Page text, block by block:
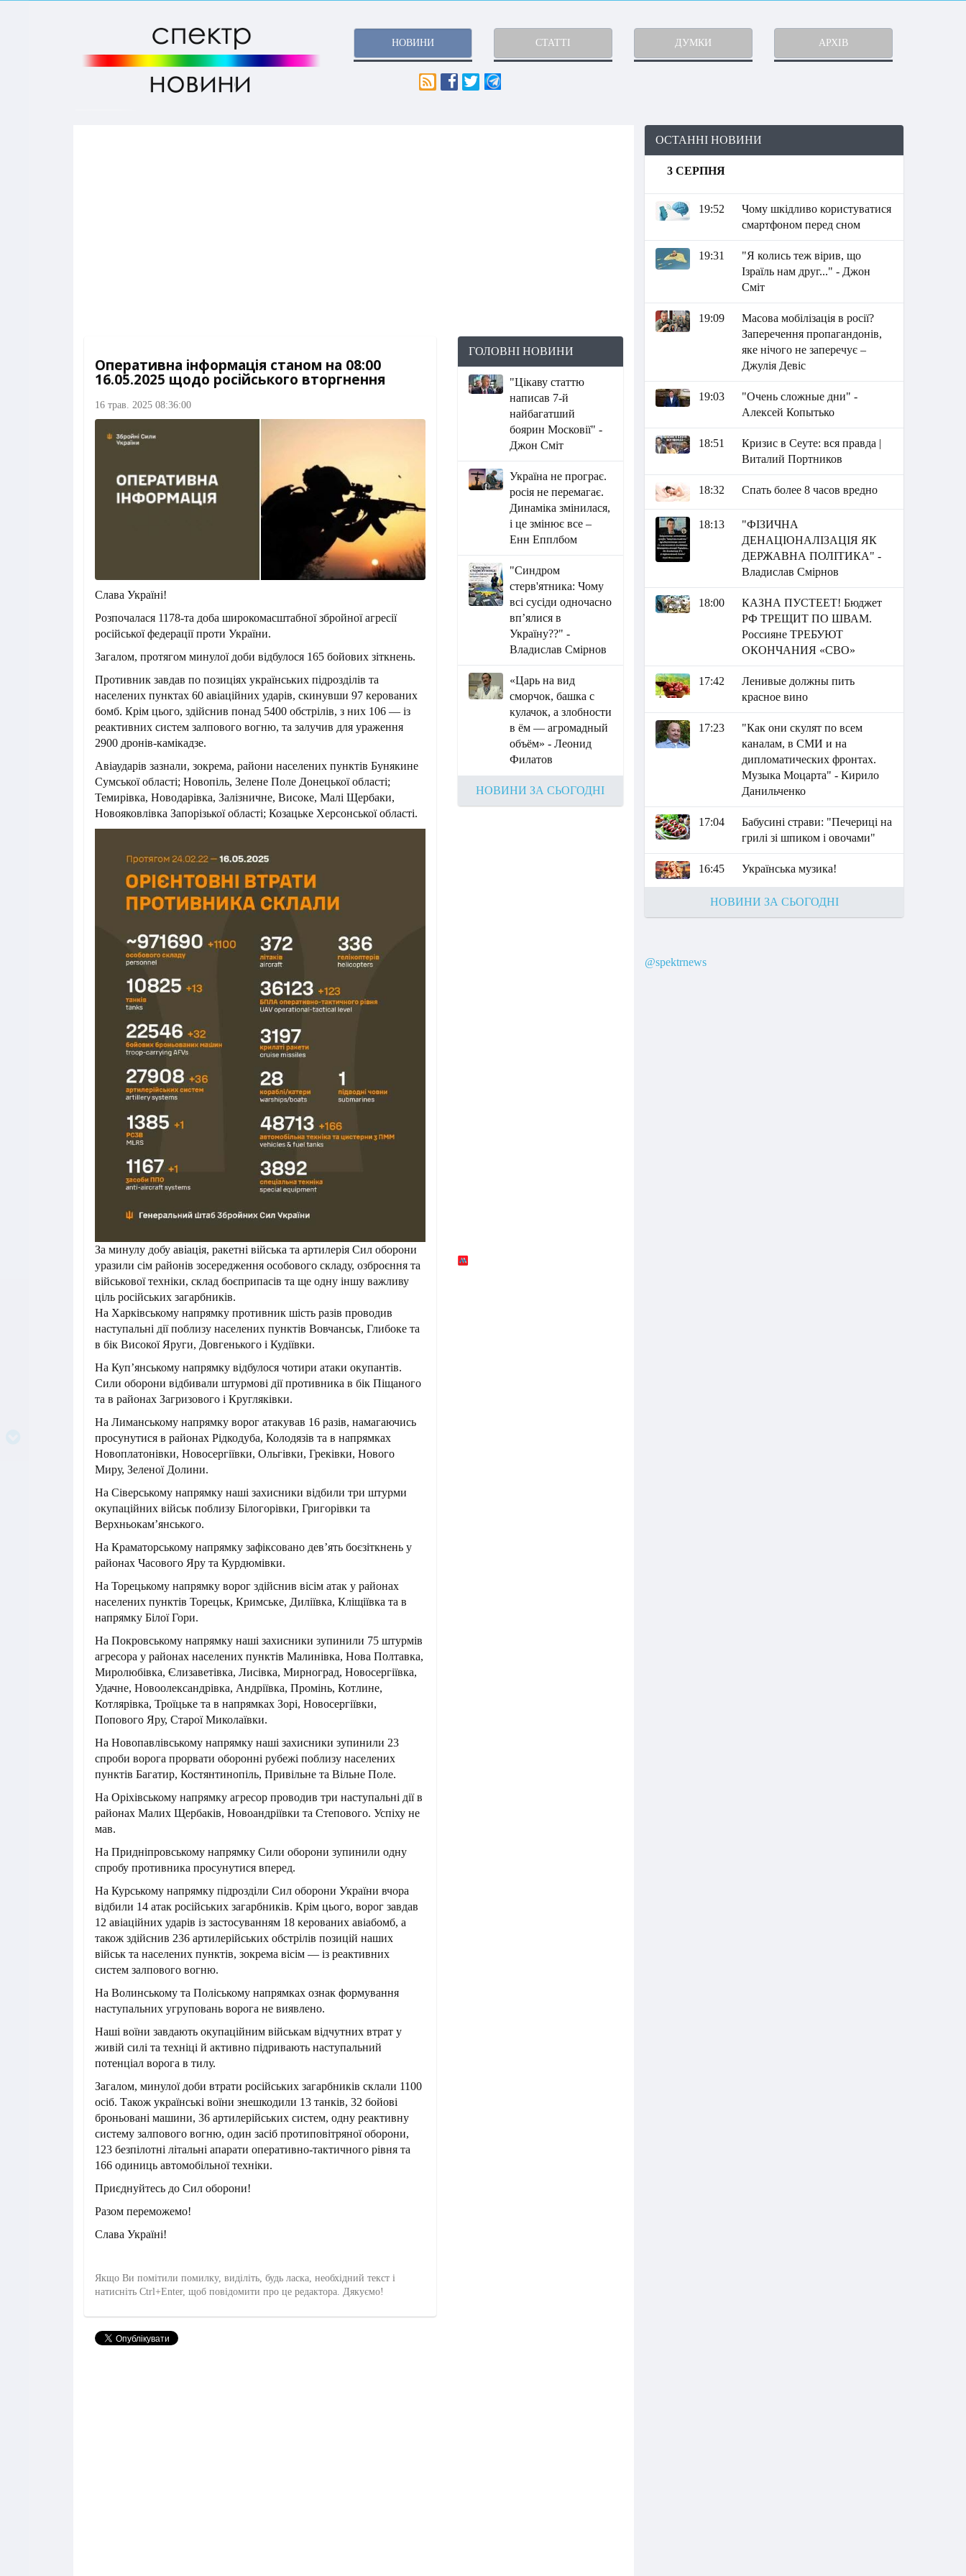
НОВИНИ СТАТТІ ДУМКИ АРХІВ
Оперативна інформація станом на 08:00
16.05.2025 щодо російського вторгнення
16 трав. 2025 08:36:00
Слава Україні!
Розпочалася 1178-та доба широкомасштабної збройної агресії
російської федерації проти України.
Загалом, протягом минулої доби відбулося 165 бойових зіткнень.
Противник завдав по позиціях українських підрозділів та
населених пунктах 60 авіаційних ударів, скинувши 97 керованих
бомб. Крім цього, здійснив понад 5400 обстрілів, з них 106 — із
реактивних систем залпового вогню, та залучив для ураження
2900 дронів-камікадзе.
Авіаударів зазнали, зокрема, райони населених пунктів Бунякине
Сумської області; Новопіль, Зелене Поле Донецької області;
Темирівка, Новодарівка, Залізничне, Високе, Малі Щербаки,
Новояковлівка Запорізької області; Козацьке Херсонської області.
За минулу добу авіація, ракетні війська та артилерія Сил оборони
уразили сім районів зосередження особового складу, озброєння та
військової техніки, склад боєприпасів та ще одну іншу важливу
ціль російських загарбників.
На Харківському напрямку противник шість разів проводив
наступальні дії поблизу населених пунктів Вовчанськ, Глибоке та
в бік Високої Яруги, Довгенького і Кудіївки.
На Куп’янському напрямку відбулося чотири атаки окупантів.
Сили оборони відбивали штурмові дії противника в бік Піщаного
та в районах Загризового і Кругляківки.
На Лиманському напрямку ворог атакував 16 разів, намагаючись
просунутися в районах Рідкодуба, Колодязів та в напрямках
Новоплатонівки, Новосергіївки, Ольгівки, Греківки, Нового
Миру, Зеленої Долини.
На Сіверському напрямку наші захисники відбили три штурми
окупаційних військ поблизу Білогорівки, Григорівки та
Верхньокам’янського.
На Краматорському напрямку зафіксовано дев’ять боєзіткнень у
районах Часового Яру та Курдюмівки.
На Торецькому напрямку ворог здійснив вісім атак у районах
населених пунктів Торецьк, Кримське, Диліївка, Кліщіївка та в
напрямку Білої Гори.
На Покровському напрямку наші захисники зупинили 75 штурмів
агресора у районах населених пунктів Малинівка, Нова Полтавка,
Миролюбівка, Єлизаветівка, Лисівка, Мирноград, Новосергіївка,
Удачне, Новоолександрівка, Андріївка, Промінь, Котлине,
Котлярівка, Троїцьке та в напрямках Зорі, Новосергіївки,
Попового Яру, Старої Миколаївки.
На Новопавлівському напрямку наші захисники зупинили 23
спроби ворога прорвати оборонні рубежі поблизу населених
пунктів Багатир, Костянтинопіль, Привільне та Вільне Поле.
На Оріхівському напрямку агресор проводив три наступальні дії в
районах Малих Щербаків, Новоандріївки та Степового. Успіху не
мав.
На Придніпровському напрямку Сили оборони зупинили одну
спробу противника просунутися вперед.
На Курському напрямку підрозділи Сил оборони України вчора
відбили 14 атак російських загарбників. Крім цього, ворог завдав
12 авіаційних ударів із застосуванням 18 керованих авіабомб, а
також здійснив 236 артилерійських обстрілів позицій наших
військ та населених пунктів, зокрема вісім — із реактивних
систем залпового вогню.
На Волинському та Поліському напрямках ознак формування
наступальних угруповань ворога не виявлено.
Наші воїни завдають окупаційним військам відчутних втрат у
живій силі та техніці й активно підривають наступальний
потенціал ворога в тилу.
Загалом, минулої доби втрати російських загарбників склали 1100
осіб. Також українські воїни знешкодили 13 танків, 32 бойові
броньовані машини, 36 артилерійських систем, одну реактивну
систему залпового вогню, один засіб протиповітряної оборони,
123 безпілотні літальні апарати оперативно-тактичного рівня та
166 одиниць автомобільної техніки.
Приєднуйтесь до Сил оборони!
Разом переможемо!
Слава Україні!
Якщо Ви помітили помилку, виділіть, будь ласка, необхідний текст і
натисніть Ctrl+Enter, щоб повідомити про це редактора. Дякуємо!
ГОЛОВНІ НОВИНИ
"Цікаву статтю
написав 7-й
найбагатший
боярин Московії" -
Джон Сміт
Україна не програє.
росія не перемагає.
Динаміка змінилася,
і це змінює все –
Енн Епплбом
"Синдром
стерв'ятника: Чому
всі сусіди одночасно
вп’ялися в
Україну??" -
Владислав Смірнов
«Царь на вид
сморчок, башка с
кулачок, а злобности
в ём — агромадный
объём» - Леонид
Филатов
НОВИНИ ЗА СЬОГОДНІ
ОСТАННІ НОВИНИ
3 СЕРПНЯ
19:52
Чому шкідливо користуватися
смартфоном перед сном
19:31
"Я колись теж вірив, що
Ізраїль нам друг..." - Джон
Сміт
19:09
Масова мобілізація в росії?
Заперечення пропагандонів,
яке нічого не заперечує –
Джулія Девіс
19:03
"Очень сложные дни" -
Алексей Копытько
18:51
Кризис в Сеуте: вся правда |
Виталий Портников
18:32 Спать более 8 часов вредно
18:13
"ФІЗИЧНА
ДЕНАЦІОНАЛІЗАЦІЯ ЯК
ДЕРЖАВНА ПОЛІТИКА" -
Владислав Смірнов
18:00
КАЗНА ПУСТЕЕТ! Бюджет
РФ ТРЕЩИТ ПО ШВАМ.
Россияне ТРЕБУЮТ
ОКОНЧАНИЯ «СВО»
17:42
Ленивые должны пить
красное вино
17:23
"Как они скулят по всем
каналам, в СМИ и на
дипломатических фронтах.
Музыка Моцарта" - Кирило
Данильченко
17:04
Бабусині страви: "Печериці на
грилі зі шпиком і овочами"
16:45 Українська музика!
НОВИНИ ЗА СЬОГОДНІ
@spektrnews